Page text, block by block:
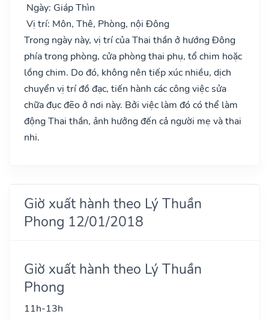
Ngày: Giáp Thìn
Vị trí: Môn, Thê, Phòng, nội Đông
Trong ngày này, vị trí của Thai thần ở hướng Đông
phía trong phòng, cửa phòng thai phụ, tổ chim hoặc
lồng chim. Do đó, không nên tiếp xúc nhiều, dịch
chuyển vị trí đồ đạc, tiến hành các công việc sửa
chữa đục đẽo ở nơi này. Bởi việc làm đó có thể làm
động Thai thần, ảnh hưởng đến cả người mẹ và thai
nhi.
Giờ xuất hành theo Lý Thuần
Phong 12/01/2018
Giờ xuất hành theo Lý Thuần
Phong
11h-13h